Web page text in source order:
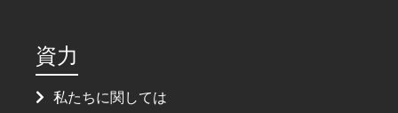
資力
私たちに関しては